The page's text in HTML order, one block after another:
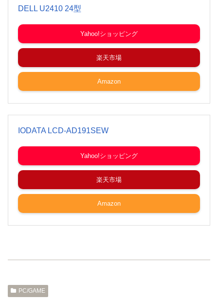
DELL U2410 24型
Yahoo!ショッピング
楽天市場
Amazon
IODATA LCD-AD191SEW
Yahoo!ショッピング
楽天市場
Amazon
PC/GAME